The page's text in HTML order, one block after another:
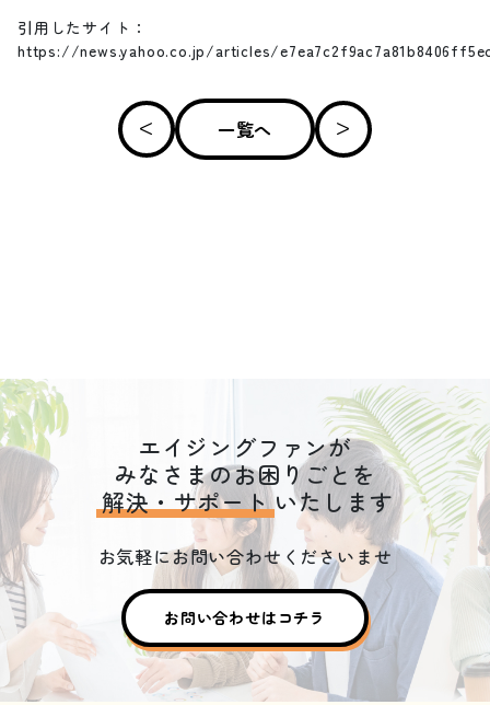
引用したサイト：
https://news.yahoo.co.jp/articles/
一覧へ
エイジングファンが
みなさまのお困りごとを
解決・サポートいたします
お気軽にお問い合わせくださいませ
お問い合わせはコチラ